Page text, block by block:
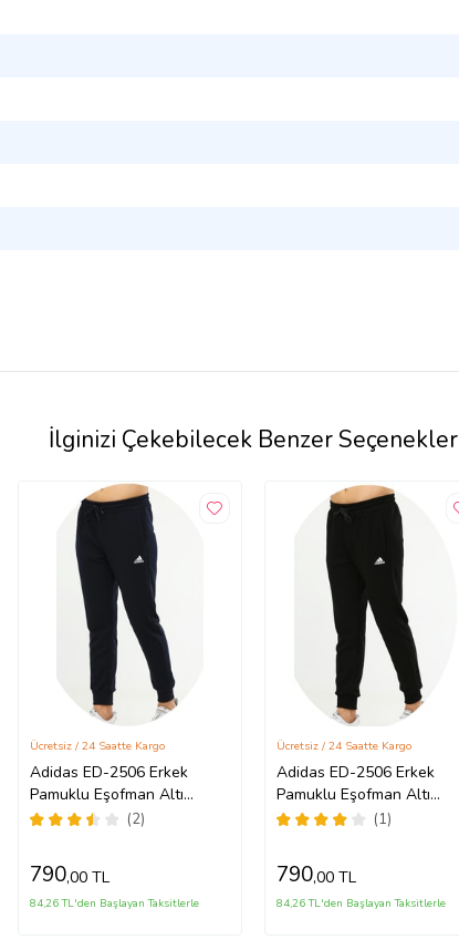
İlginizi Çekebilecek Benzer Seçenekler
Adidas ED-2506 Erkek
Pamuklu Eşofman Altı
(Lacivert)
(2)
Ücretsiz / 24 Saatte Kargo
790,00 TL
84,26 TL'den Başlayan Taksitlerle
Adidas ED-2506 Erkek
Pamuklu Eşofman Altı
(Siyah)
(1)
Ücretsiz / 24 Saatte Kargo
790,00 TL
84,26 TL'den Başlayan Taksitlerle